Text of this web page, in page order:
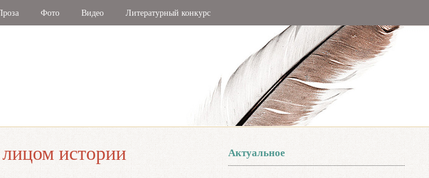
Фото Видео Литературный конкурс
истории Актуальное